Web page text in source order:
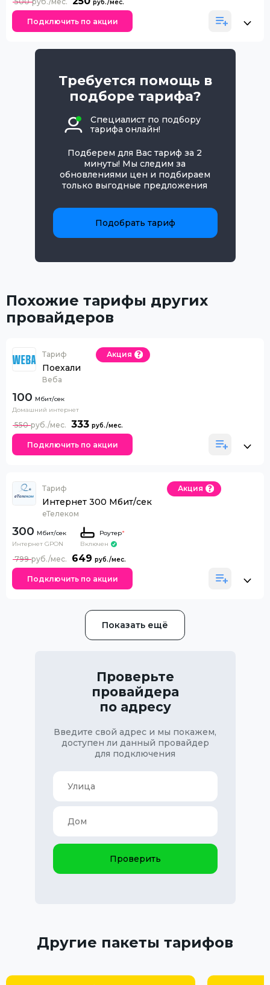
Подключить по акции
Требуется помощь в
подборе тарифа?
Специалист по подбору
тарифа онлайн!
Подберем для Вас тариф за 2
минуты! Мы следим за
обновлениями цен и подбираем
только выгодные предложения
Подобрать тариф
Похожие тарифы других
провайдеров
Тариф
Поехали
Веба
Акция
100
Домашний интернет
333
550
Подключить по акции
Тариф
Интернет 300 Мбит/сек
еТелеком
Акция
300
Интернет GPON
Роутер*
Включен
649
799
Подключить по акции
Показать ещё
Проверьте
провайдера
по адресу
Введите свой адрес и мы покажем,
доступен ли данный провайдер
для подключения
Проверить
Другие пакеты тарифов